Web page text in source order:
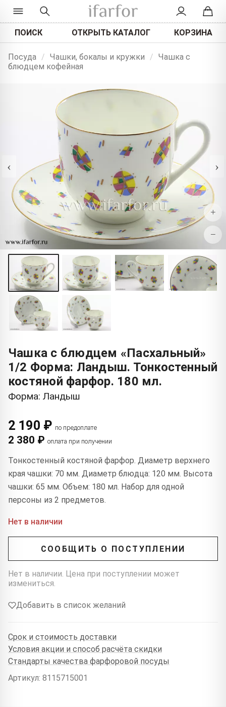
ПОИСК ОТКРЫТЬ КАТАЛОГ КОРЗИНА
Посуда / Чашки, бокалы и кружки / Чашка с
блюдцем кофейная
‹ ›
+
−
Чашка с блюдцем «Пасхальный»
1/2 Форма: Ландыш. Тонкостенный
костяной фарфор. 180 мл.
Форма: Ландыш
2 190 ₽ по предоплате
2 380 ₽ оплата при получении
Тонкостенный костяной фарфор. Диаметр верхнего
края чашки: 70 мм. Диаметр блюдца: 120 мм. Высота
чашки: 65 мм. Объем: 180 мл. Набор для одной
персоны из 2 предметов.
Нет в наличии
СООБЩИТЬ О ПОСТУПЛЕНИИ
Нет в наличии. Цена при поступлении может
измениться.
Добавить в список желаний
Срок и стоимость доставки
Условия акции и способ расчёта скидки
Стандарты качества фарфоровой посуды
Артикул: 8115715001